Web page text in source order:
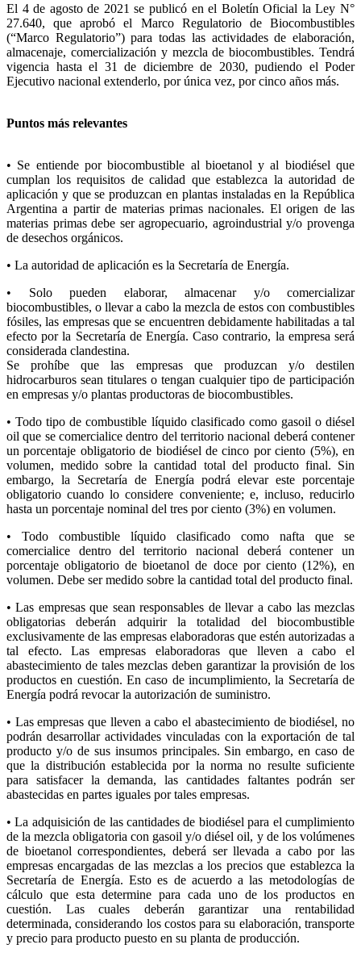
El 4 de agosto de 2021 se publicó en el Boletín Oficial la Ley N°
27.640, que aprobó el Marco Regulatorio de Biocombustibles
(“Marco Regulatorio”) para todas las actividades de elaboración,
almacenaje, comercialización y mezcla de biocombustibles. Tendrá
vigencia hasta el 31 de diciembre de 2030, pudiendo el Poder
Ejecutivo nacional extenderlo, por única vez, por cinco años más.
Puntos más relevantes
• Se entiende por biocombustible al bioetanol y al biodiésel que
cumplan los requisitos de calidad que establezca la autoridad de
aplicación y que se produzcan en plantas instaladas en la República
Argentina a partir de materias primas nacionales. El origen de las
materias primas debe ser agropecuario, agroindustrial y/o provenga
de desechos orgánicos.
• La autoridad de aplicación es la Secretaría de Energía.
• Solo pueden elaborar, almacenar y/o comercializar
biocombustibles, o llevar a cabo la mezcla de estos con combustibles
fósiles, las empresas que se encuentren debidamente habilitadas a tal
efecto por la Secretaría de Energía. Caso contrario, la empresa será
considerada clandestina.
Se prohíbe que las empresas que produzcan y/o destilen
hidrocarburos sean titulares o tengan cualquier tipo de participación
en empresas y/o plantas productoras de biocombustibles.
• Todo tipo de combustible líquido clasificado como gasoil o diésel
oil que se comercialice dentro del territorio nacional deberá contener
un porcentaje obligatorio de biodiésel de cinco por ciento (5%), en
volumen, medido sobre la cantidad total del producto final. Sin
embargo, la Secretaría de Energía podrá elevar este porcentaje
obligatorio cuando lo considere conveniente; e, incluso, reducirlo
hasta un porcentaje nominal del tres por ciento (3%) en volumen.
• Todo combustible líquido clasificado como nafta que se
comercialice dentro del territorio nacional deberá contener un
porcentaje obligatorio de bioetanol de doce por ciento (12%), en
volumen. Debe ser medido sobre la cantidad total del producto final.
• Las empresas que sean responsables de llevar a cabo las mezclas
obligatorias deberán adquirir la totalidad del biocombustible
exclusivamente de las empresas elaboradoras que estén autorizadas a
tal efecto. Las empresas elaboradoras que lleven a cabo el
abastecimiento de tales mezclas deben garantizar la provisión de los
productos en cuestión. En caso de incumplimiento, la Secretaría de
Energía podrá revocar la autorización de suministro.
• Las empresas que lleven a cabo el abastecimiento de biodiésel, no
podrán desarrollar actividades vinculadas con la exportación de tal
producto y/o de sus insumos principales. Sin embargo, en caso de
que la distribución establecida por la norma no resulte suficiente
para satisfacer la demanda, las cantidades faltantes podrán ser
abastecidas en partes iguales por tales empresas.
• La adquisición de las cantidades de biodiésel para el cumplimiento
de la mezcla obligatoria con gasoil y/o diésel oil, y de los volúmenes
de bioetanol correspondientes, deberá ser llevada a cabo por las
empresas encargadas de las mezclas a los precios que establezca la
Secretaría de Energía. Esto es de acuerdo a las metodologías de
cálculo que esta determine para cada uno de los productos en
cuestión. Las cuales deberán garantizar una rentabilidad
determinada, considerando los costos para su elaboración, transporte
y precio para producto puesto en su planta de producción.